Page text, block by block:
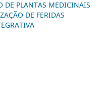
DE PLANTAS MEDICINAIS
DE FERIDAS